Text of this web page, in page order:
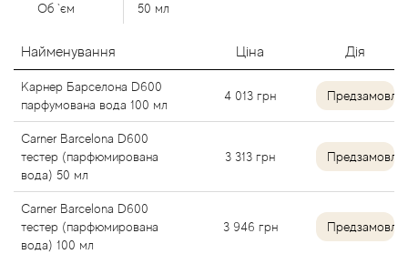
Об `єм 50 мл
Найменування Ціна Дія
Карнер Барселона D600
парфумована вода 100 мл
4 013 грн
Carner Barcelona D600
тестер (парфюмирована
вода) 50 мл
3 313 грн
Carner Barcelona D600
тестер (парфюмирована
вода) 100 мл
3 946 грн
Alfred Dunhill
Alyson Oldoini
Alyssa Ashley
American Crew
Amouage
Amouroud